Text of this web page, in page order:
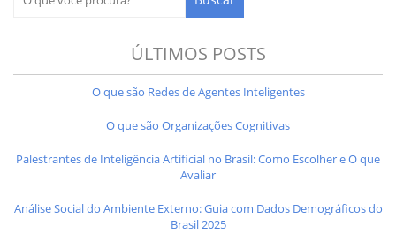
ÚLTIMOS POSTS
O que são Redes de Agentes Inteligentes
O que são Organizações Cognitivas
Palestrantes de Inteligência Artificial no Brasil: Como Escolher e O que
Avaliar
Análise Social do Ambiente Externo: Guia com Dados Demográficos do
Brasil 2025